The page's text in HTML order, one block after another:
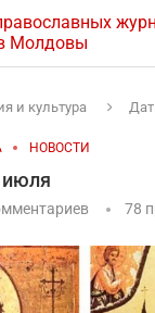
Молдовы
и культура
НОВОСТИ
78